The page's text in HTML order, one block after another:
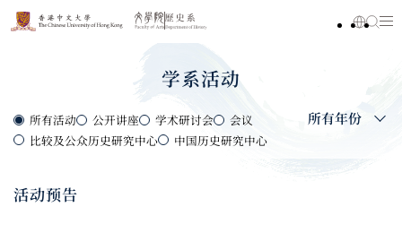
学系活动
所有活动 公开讲座 学术研讨会
会议
比较及公众历史研究中心
中国历史研究中心
所有年份
活动预告